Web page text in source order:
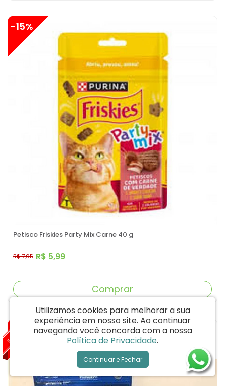
Petisco Friskies Party Mix Carne 40 g
R$ 5,99
R$ 7,05
-15%
Comprar
ESGOTADO
Utilizamos cookies para melhorar a sua
experiência em nosso site. Ao continuar
navegando você concorda com a nossa
Política de Privacidade.
Continuar e Fechar